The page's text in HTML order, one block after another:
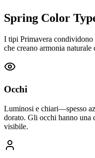
Spring Color
I tipi Primavera condividono
che creano armonia
Occhi
Luminosi e chiari—spesso
dorato. Gli occhi hanno una
visibile.